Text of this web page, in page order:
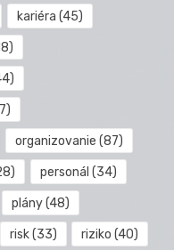
kariéra (45)
organizovanie (87)
personál (34)
plány(48)
risk(33) riziko (40)